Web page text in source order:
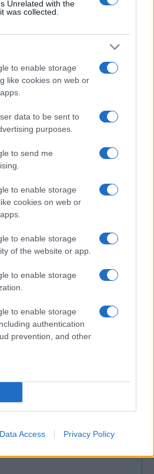
Unrelated with the
was collected.
to enable storage
like cookies on web or
data to be sent to
purposes.
to send me
to enable storage
cookies on web or
to enable storage
of the website or app.
to enable storage
to enable storage
authentication
prevention, and other
Data Access Privacy Policy
ilyen érett zenei
érzékkel lépett a
a profik világában is.
akövetkező Noa
stílussal és saját
popkulturális
az ő
Izraelben,
porondon is
fogják a
a kiképzőtáborig: